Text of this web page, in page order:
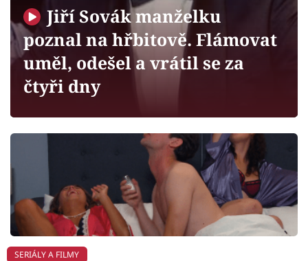
Sledujte prima+
Filmový festival Karlovy Vary
Mámy sobě
Sledujte nás
Jiří Sovák manželku
poznal na hřbitově. Flámovat
uměl, odešel a vrátil se za
čtyři dny
SERIÁLY A FILMY